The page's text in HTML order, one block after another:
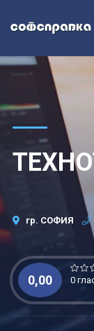
гр. СОФИЯ
0,00 0